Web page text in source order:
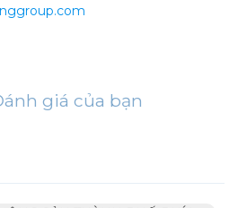
giá của bạn